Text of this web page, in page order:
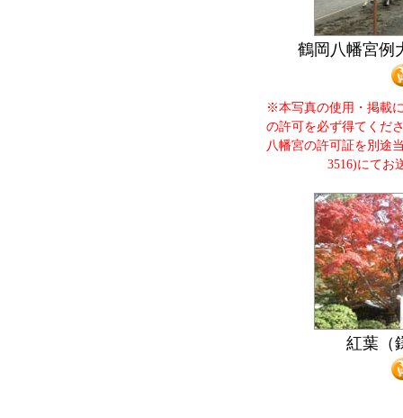
鶴岡八幡宮例
※本写真の使用・掲載
の許可を必ず得てくだ
八幡宮の許可証を別途
3516)にてお
紅葉（